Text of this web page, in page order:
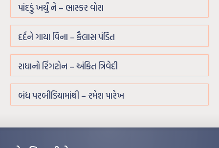
પાંદડું ખર્યું ને – ભાસ્કર વોરા
દર્દને ગાયા વિના – કૈલાસ પંડિત
રાધાનો રિંગટોન – અંકિત ત્રિવેદી
બંધ પરબીડિયામાંથી – રમેશ પારેખ